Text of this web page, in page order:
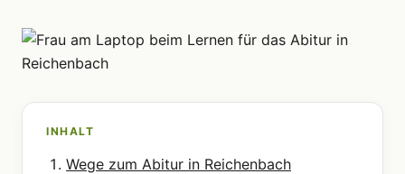
INHALT
Wege zum Abitur in Reichenbach